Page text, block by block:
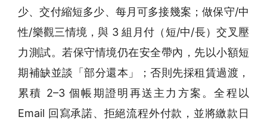
少、交付縮短多少、每月可多接幾案；做保守/中
性/樂觀三情境，與 3 組月付（短/中/長）交叉壓
力測試。若保守情境仍在安全帶內，先以小額短
期補缺並談「部分還本」；否則先採租賃過渡，
累積 2–3 個帳期證明再送主力方案。全程以
Email 回寫承諾、拒絕流程外付款，並將繳款日